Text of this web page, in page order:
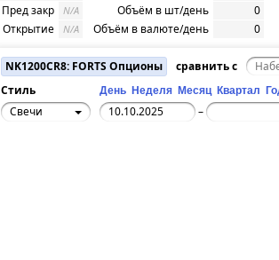
Пред закр N/A
Открытие N/A
Объём в шт/день
0
Объём в валюте/день
0
NK1200CR8: FORTS Опционы
сравнить с
Стиль
День Неделя Месяц Квартал
Свечи –